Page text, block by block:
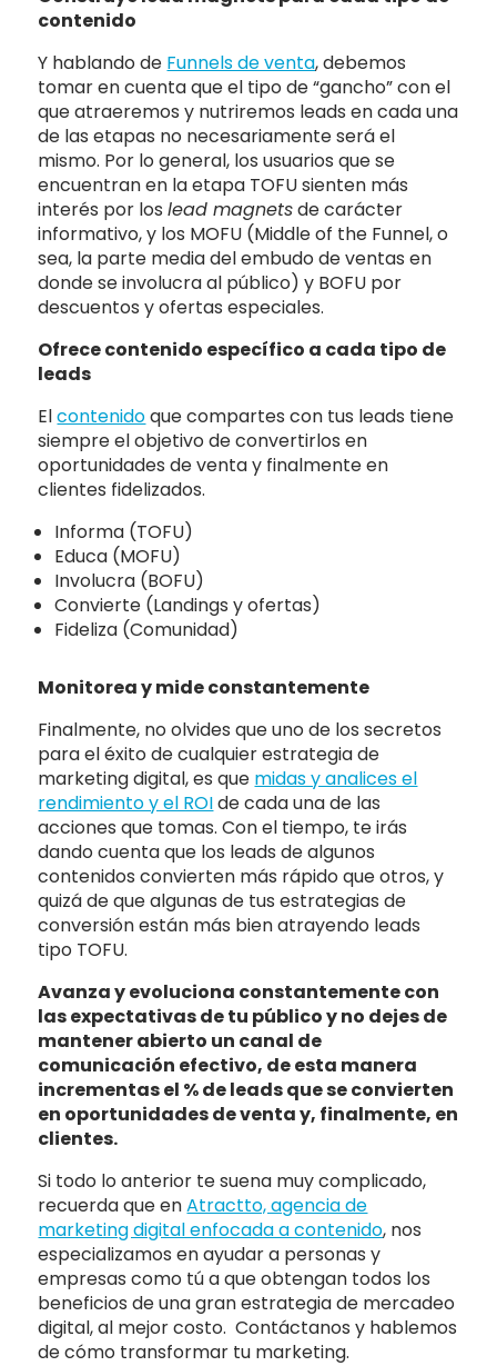
contenido
Y hablando de Funnels de venta, debemos
tomar en cuenta que el tipo de “gancho” con el
que atraeremos y nutriremos leads en cada una
de las etapas no necesariamente será el
mismo. Por lo general, los usuarios que se
encuentran en la etapa TOFU sienten más
interés por loslead magnetsde carácter
informativo, y los MOFU (Middle of the Funnel, o
sea, la parte media del embudo de ventas en
donde se involucra al público) y BOFU por
descuentos y ofertas especiales.
Ofrece contenido específico a cada tipo de
leads
Elcontenidoque compartes con tus leads tiene
siempre el objetivo de convertirlos en
oportunidades de venta y finalmente en
clientes fidelizados.
Informa (TOFU)
Educa (MOFU)
Involucra (BOFU)
Convierte (Landings y ofertas)
Fideliza (Comunidad)
Monitorea y mide constantemente
Finalmente, no olvides que uno de los secretos
para el éxito de cualquier estrategia de
marketing digital, es que midas y analices el
rendimiento y el ROIde cada una de las
acciones que tomas. Con el tiempo, te irás
dando cuenta que los leads de algunos
contenidos convierten más rápido que otros, y
quizá de que algunas de tus estrategias de
conversión están más bien atrayendo leads
tipo TOFU.
Avanza y evoluciona constantemente con
las expectativas de tu público y no dejes de
mantener abierto un canal de
comunicación efectivo, de esta manera
incrementas el % de leads que se convierten
en oportunidades de venta y, finalmente, en
clientes.
Si todo lo anterior te suena muy complicado,
recuerda que enAtractto, agencia de
marketing digital enfocada a contenido, nos
especializamos en ayudar a personas y
empresas como tú a que obtengan todos los
beneficios de una gran estrategia de mercadeo
digital, al mejor costo. Contáctanos y hablemos
de cómo transformar tu marketing.